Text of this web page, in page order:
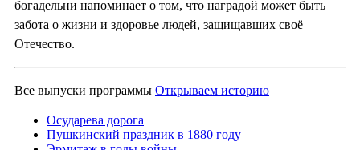
богадельни напоминает о том, что наградой может быть
забота о жизни и здоровье людей, защищавших своё
Отечество.
Все выпуски программы Открываем историю
Осударева дорога
Пушкинский праздник в 1880 году